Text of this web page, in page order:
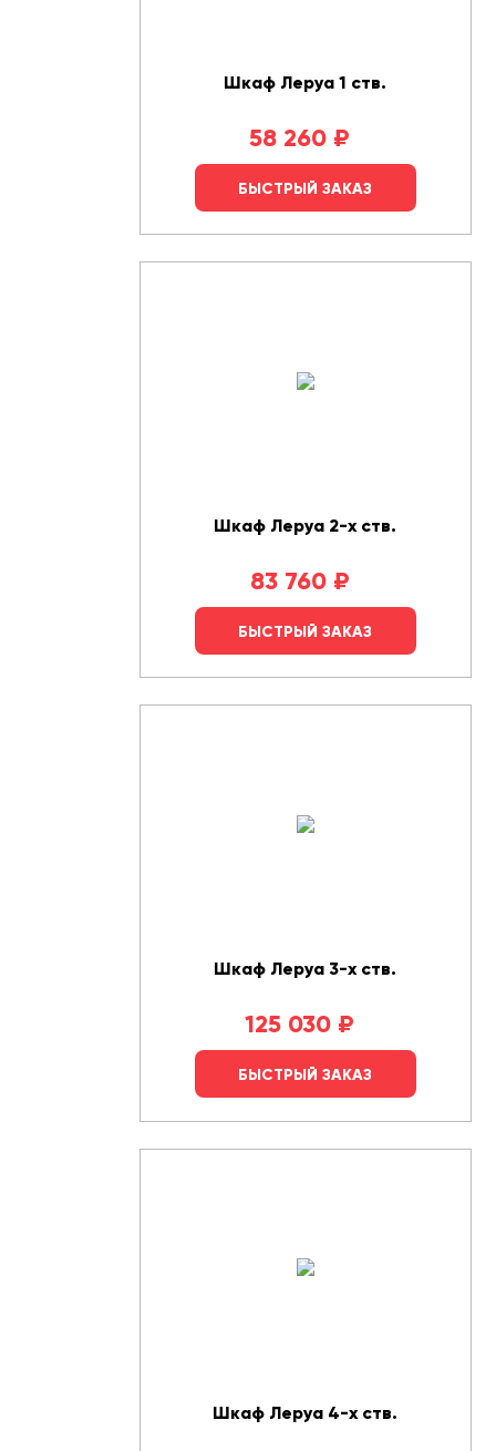
Шкаф Леруа 1 ств.
58 260 ₽
БЫСТРЫЙ ЗАКАЗ
Шкаф Леруа 2-х ств.
83 760 ₽
БЫСТРЫЙ ЗАКАЗ
Шкаф Леруа 3-х ств.
125 030 ₽
БЫСТРЫЙ ЗАКАЗ
Шкаф Леруа 4-х ств.